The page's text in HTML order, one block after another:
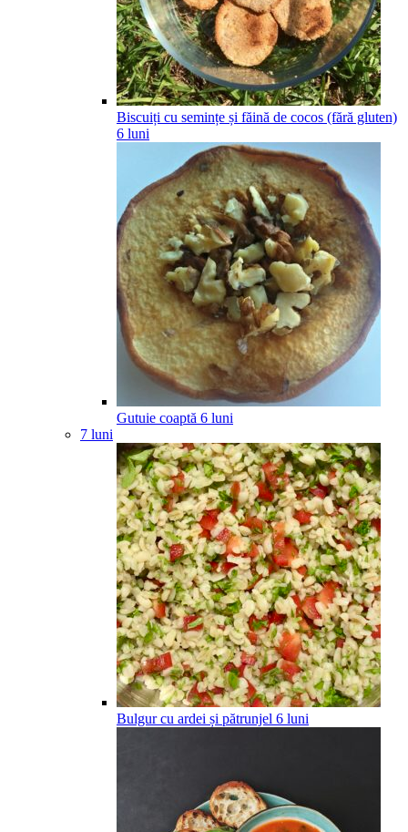
Biscuiți cu semințe și făină de cocos (fără gluten)
6 luni
Gutuie coaptă 6 luni
7 luni
Bulgur cu ardei și pătrunjel 6 luni